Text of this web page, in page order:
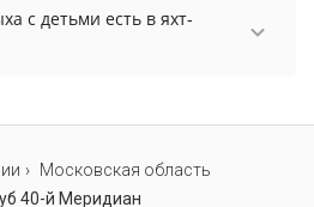
перед бронированием у
услуга оплачивается
с детьми есть в яхт-
Московская область
40-й Меридиан